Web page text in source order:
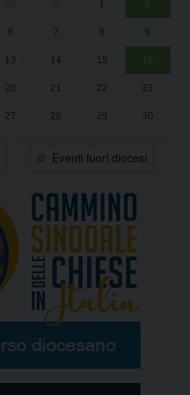
1 2
6 7 8 9
13 14 15 16
20 21 22 23
27 28 29 30
Eventi fuori diocesi